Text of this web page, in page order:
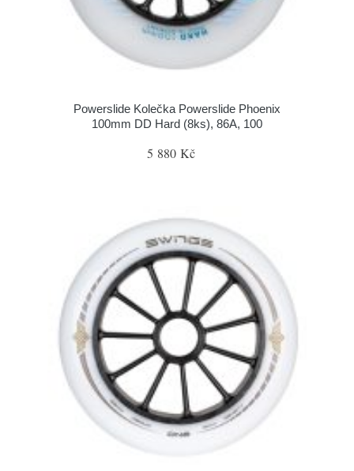
Powerslide Kolečka Powerslide Phoenix
100mm DD Hard (8ks), 86A, 100
5 880 Kč